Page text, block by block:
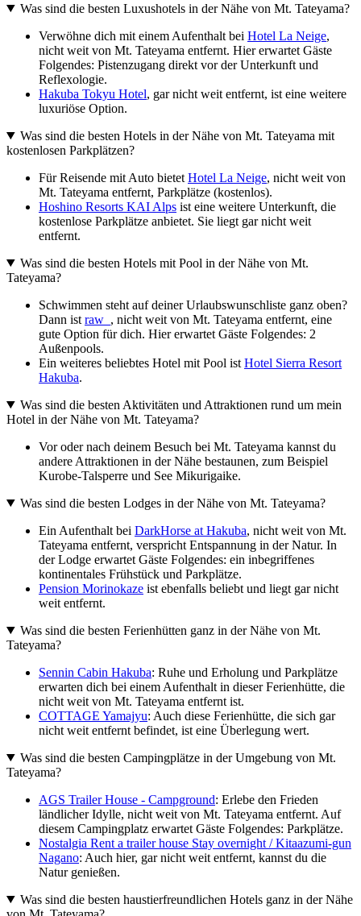
Was sind die besten Luxushotels in der Nähe von Mt. Tateyama?
Verwöhne dich mit einem Aufenthalt bei Hotel La Neige,
nicht weit von Mt. Tateyama entfernt. Hier erwartet Gäste
Folgendes: Pistenzugang direkt vor der Unterkunft und
Reflexologie.
Hakuba Tokyu Hotel, gar nicht weit entfernt, ist eine weitere
luxuriöse Option.
Was sind die besten Hotels in der Nähe von Mt. Tateyama mit
kostenlosen Parkplätzen?
Für Reisende mit Auto bietet Hotel La Neige, nicht weit von
Mt. Tateyama entfernt, Parkplätze (kostenlos).
Hoshino Resorts KAI Alps ist eine weitere Unterkunft, die
kostenlose Parkplätze anbietet. Sie liegt gar nicht weit
entfernt.
Was sind die besten Hotels mit Pool in der Nähe von Mt.
Tateyama?
Schwimmen steht auf deiner Urlaubswunschliste ganz oben?
Dann ist raw_ , nicht weit von Mt. Tateyama entfernt, eine
gute Option für dich. Hier erwartet Gäste Folgendes: 2
Außenpools.
Ein weiteres beliebtes Hotel mit Pool ist Hotel Sierra Resort
Hakuba.
Was sind die besten Aktivitäten und Attraktionen rund um mein
Hotel in der Nähe von Mt. Tateyama?
Vor oder nach deinem Besuch bei Mt. Tateyama kannst du
andere Attraktionen in der Nähe bestaunen, zum Beispiel
Kurobe-Talsperre und See Mikurigaike.
Was sind die besten Lodges in der Nähe von Mt. Tateyama?
Ein Aufenthalt bei DarkHorse at Hakuba, nicht weit von Mt.
Tateyama entfernt, verspricht Entspannung in der Natur. In
der Lodge erwartet Gäste Folgendes: ein inbegriffenes
kontinentales Frühstück und Parkplätze.
Pension Morinokaze ist ebenfalls beliebt und liegt gar nicht
weit entfernt.
Was sind die besten Ferienhütten ganz in der Nähe von Mt.
Tateyama?
Sennin Cabin Hakuba: Ruhe und Erholung und Parkplätze
erwarten dich bei einem Aufenthalt in dieser Ferienhütte, die
nicht weit von Mt. Tateyama entfernt ist.
COTTAGE Yamajyu: Auch diese Ferienhütte, die sich gar
nicht weit entfernt befindet, ist eine Überlegung wert.
Was sind die besten Campingplätze in der Umgebung von Mt.
Tateyama?
AGS Trailer House - Campground: Erlebe den Frieden
ländlicher Idylle, nicht weit von Mt. Tateyama entfernt. Auf
diesem Campingplatz erwartet Gäste Folgendes: Parkplätze.
Nostalgia Rent a trailer house Stay overnight / Kitaazumi-gun
Nagano: Auch hier, gar nicht weit entfernt, kannst du die
Natur genießen.
Was sind die besten haustierfreundlichen Hotels ganz in der Nähe